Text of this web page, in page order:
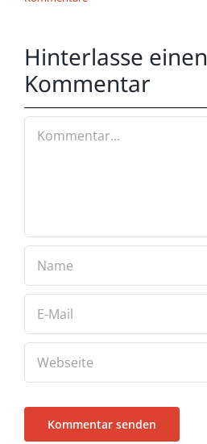
Hinterlasse einen
Kommentar